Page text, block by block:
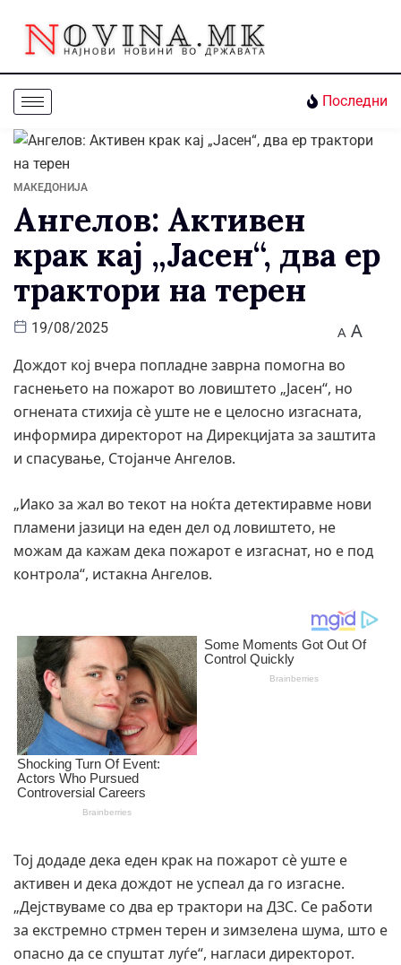
Последни
МАКЕДОНИЈА
Ангелов: Активен
крак кај „Јасен“, два ер
трактори на терен
19/08/2025 A A
Дождот кој вчера попладне заврна помогна во
гаснењето на пожарот во ловиштето „Јасен“, но
огнената стихија сè уште не е целосно изгасната,
информира директорот на Дирекцијата за заштита
и спасување, Стојанче Ангелов.
„Иако за жал во текот на ноќта детектиравме нови
пламени јазици на еден дел од ловиштето, не
можам да кажам дека пожарот е изгаснат, но е под
контрола“, истакна Ангелов.
Тој додаде дека еден крак на пожарот сè уште е
активен и дека дождот не успеал да го изгасне.
„Дејствуваме со два ер трактори на ДЗС. Се работи
за екстремно стрмен терен и зимзелена шума, што е
опасно да се спуштат луѓе“, нагласи директорот.